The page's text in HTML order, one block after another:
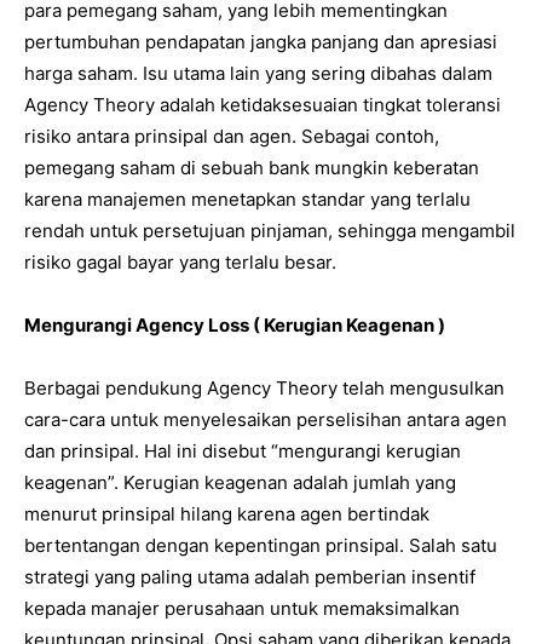
para pemegang saham, yang lebih mementingkan
pertumbuhan pendapatan jangka panjang dan apresiasi
harga saham. Isu utama lain yang sering dibahas dalam
Agency Theory adalah ketidaksesuaian tingkat toleransi
risiko antara prinsipal dan agen. Sebagai contoh,
pemegang saham di sebuah bank mungkin keberatan
karena manajemen menetapkan standar yang terlalu
rendah untuk persetujuan pinjaman, sehingga mengambil
risiko gagal bayar yang terlalu besar.
Mengurangi Agency Loss ( Kerugian Keagenan )
Berbagai pendukung Agency Theory telah mengusulkan
cara-cara untuk menyelesaikan perselisihan antara agen
dan prinsipal. Hal ini disebut “mengurangi kerugian
keagenan”. Kerugian keagenan adalah jumlah yang
menurut prinsipal hilang karena agen bertindak
bertentangan dengan kepentingan prinsipal. Salah satu
strategi yang paling utama adalah pemberian insentif
kepada manajer perusahaan untuk memaksimalkan
keuntungan prinsipal. Opsi saham yang diberikan kepada